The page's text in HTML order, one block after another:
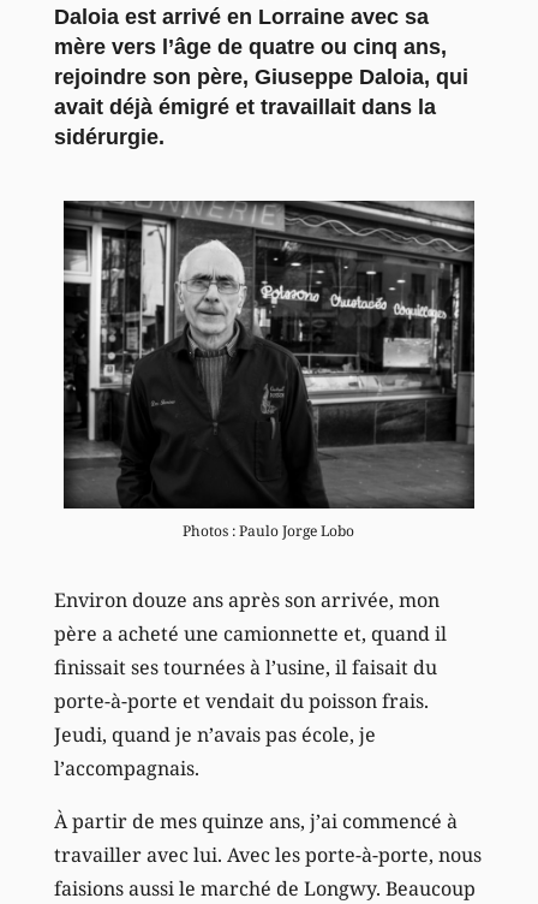
Daloia est arrivé en Lorraine avec sa
mère vers l’âge de quatre ou cinq ans,
rejoindre son père, Giuseppe Daloia, qui
avait déjà émigré et travaillait dans la
sidérurgie.
Photos : Paulo Jorge Lobo
Environ douze ans après son arrivée, mon
père a acheté une camionnette et, quand il
finissait ses tournées à l’usine, il faisait du
porte-à-porte et vendait du poisson frais.
Jeudi, quand je n’avais pas école, je
l’accompagnais.
À partir de mes quinze ans, j’ai commencé à
travailler avec lui. Avec les porte-à-porte, nous
faisions aussi le marché de Longwy. Beaucoup